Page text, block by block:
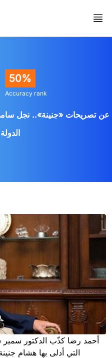
50%
Accuracy rank
عن تصريحات «جنينة».. نجل
أحمد رضا كذّب الدكتور سمير
التي أدلى بها هشام